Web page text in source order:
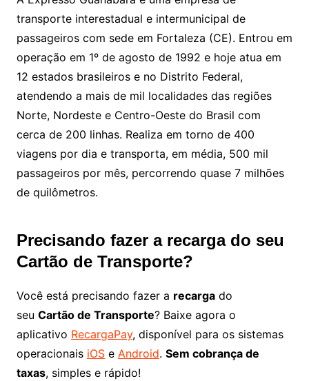
transporte interestadual e intermunicipal de
passageiros com sede em Fortaleza (CE). Entrou em
operação em 1º de agosto de 1992 e hoje atua em
12 estados brasileiros e no Distrito Federal,
atendendo a mais de mil localidades das regiões
Norte, Nordeste e Centro-Oeste do Brasil com
cerca de 200 linhas. Realiza em torno de 400
viagens por dia e transporta, em média, 500 mil
passageiros por mês, percorrendo quase 7 milhões
de quilômetros.
Precisando fazer a recarga do seu
Cartão de Transporte?
Você está precisando fazer a recargado
seu Cartão de Transporte? Baixe agora o
aplicativo RecargaPay, disponível para os sistemas
operacionais iOSe Android. Sem cobrança de
taxas, simples e rápido!